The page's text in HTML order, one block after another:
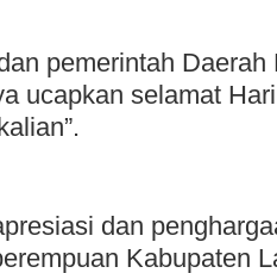
pemerintah Daerah
ucapkan selamat
dan
Kabupaten